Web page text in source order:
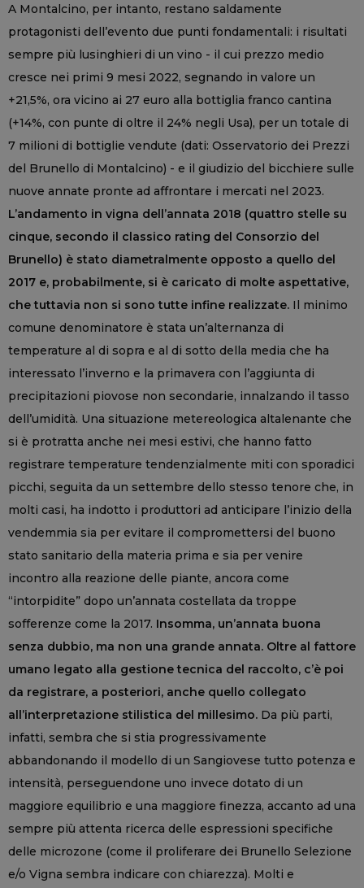
A Montalcino, per intanto, restano saldamente
protagonisti dell’evento due punti fondamentali: i risultati
sempre più lusinghieri di un vino - il cui prezzo medio
cresce nei primi 9 mesi 2022, segnando in valore un
+21,5%, ora vicino ai 27 euro alla bottiglia franco cantina
(+14%, con punte di oltre il 24% negli Usa), per un totale di
7 milioni di bottiglie vendute (dati: Osservatorio dei Prezzi
del Brunello di Montalcino) - e il giudizio del bicchiere sulle
nuove annate pronte ad affrontare i mercati nel 2023.
L’andamento in vigna dell’annata 2018 (quattro stelle su
cinque, secondo il classico rating del Consorzio del
Brunello) è stato diametralmente opposto a quello del
2017 e, probabilmente, si è caricato di molte aspettative,
che tuttavia non si sono tutte infine realizzate. Il minimo
comune denominatore è stata un’alternanza di
temperature al di sopra e al di sotto della media che ha
interessato l’inverno e la primavera con l’aggiunta di
precipitazioni piovose non secondarie, innalzando il tasso
dell’umidità. Una situazione metereologica altalenante che
si è protratta anche nei mesi estivi, che hanno fatto
registrare temperature tendenzialmente miti con sporadici
picchi, seguita da un settembre dello stesso tenore che, in
molti casi, ha indotto i produttori ad anticipare l’inizio della
vendemmia sia per evitare il compromettersi del buono
stato sanitario della materia prima e sia per venire
incontro alla reazione delle piante, ancora come
“intorpidite” dopo un’annata costellata da troppe
sofferenze come la 2017. Insomma, un’annata buona
senza dubbio, ma non una grande annata. Oltre al fattore
umano legato alla gestione tecnica del raccolto, c’è poi
da registrare, a posteriori, anche quello collegato
all’interpretazione stilistica del millesimo. Da più parti,
infatti, sembra che si stia progressivamente
abbandonando il modello di un Sangiovese tutto potenza e
intensità, perseguendone uno invece dotato di un
maggiore equilibrio e una maggiore finezza, accanto ad una
sempre più attenta ricerca delle espressioni specifiche
delle microzone (come il proliferare dei Brunello Selezione
e/o Vigna sembra indicare con chiarezza). Molti e